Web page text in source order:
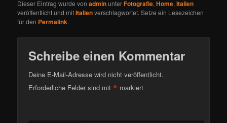
Dieser Eintrag wurde vonadminunterFotografie,Home,Italien
veröffentlicht und mitItalienverschlagwortet. Setze ein Lesezeichen
für den Permalink.
Schreibe einen Kommentar
Deine E-Mail-Adresse wird nicht veröffentlicht.
Erforderliche Felder sind mit* markiert